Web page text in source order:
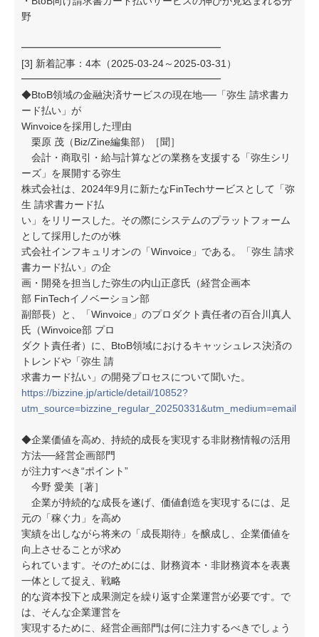
野
━━━━━━━━━━━━━━━━━━━━
[3] 新着記事：4本（2025-03-24～2025-03-31）
━━━━━━━━━━━━━━━━━━━━
◆BtoB領域の金融決済サービスの現在地──「弥生 請求書カ
ード払い」が
Winvoiceを採用した理由
栗原 茂（Biz/Zine編集部）［聞］
会計・商取引・給与計算などの業務を支援する「弥生シリ
ーズ」を展開する弥生
株式会社は、2024年9月に新たなFinTechサービスとして「弥
生 請求書カード払
い」をリリースした。その際にシステムのプラットフォーム
として採用したのが株
式会社インフキュリオンの「Winvoice」である。「弥生 請求
書カード払い」の企
画・開発を担当した弥生の内山正彦氏（経営企画本
部 FinTechイノベーション部
副部長）と、「Winvoice」のプロダクト責任者の百合川真人
氏（Winvoice部 プロ
ダクト責任者）に、BtoB領域におけるキャッシュレス決済の
トレンドや「弥生 請
求書カード払い」の開発プロセスについて聞いた。
https://bizzine.jp/article/detail/10852?
utm_source=bizzine_regular_20250331&utm_medium=email
◆企業価値を高め、持続的成長を実現する非財務情報の活用
方法──経営企画部門
が注力すべき“ポイント”
今野 愛美［著］
企業が持続的な成長を遂げ、価値創造を実現するには、足
元の「稼ぐ力」を高め
実績を出しながら将来の「成長期待」を醸成し、企業価値を
向上させることが求め
られています。そのためには、財務資本・非財務資本を表裏
一体として捉え、戦略
的な資本投下と成果測定を繰り返す企業運営が必要です。で
は、そんな企業運営を
実現するために、経営企画部門は何に注力するべきでしょう